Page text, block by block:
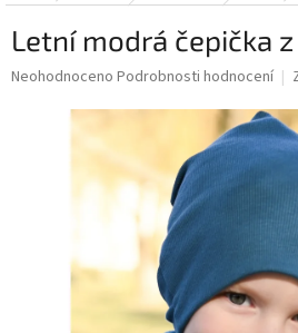
Letní modrá čepička
Průměrné
Neohodnoceno Podrobnosti hodnocení